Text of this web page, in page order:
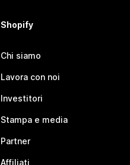
Shopify
Chi siamo
Lavora con noi
Investitori
Stampa e media
Partner
Affiliati